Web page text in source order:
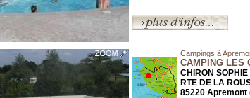
Campings à
CAMPING LES
CHIRON
RTE DE LA
85220 Apremont